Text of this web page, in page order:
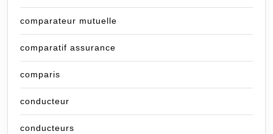
comparateur mutuelle
comparatif assurance
comparis
conducteur
conducteurs